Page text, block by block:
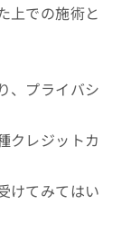
上での施術と
、プライバシ
クレジットカ
けてみてはい